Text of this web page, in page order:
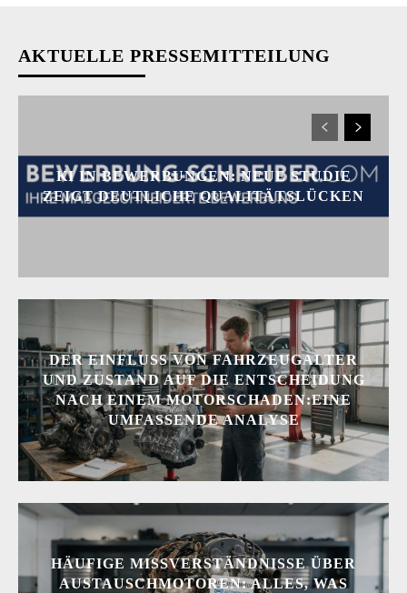
AKTUELLE PRESSEMITTEILUNG
KI IN BEWERBUNGEN: NEUE STUDIE
ZEIGT DEUTLICHE QUALITÄTSLÜCKEN
DER EINFLUSS VON FAHRZEUGALTER
UND ZUSTAND AUF DIE ENTSCHEIDUNG
NACH EINEM MOTORSCHADEN:EINE
UMFASSENDE ANALYSE
HÄUFIGE MISSVERSTÄNDNISSE ÜBER
AUSTAUSCHMOTOREN: ALLES, WAS